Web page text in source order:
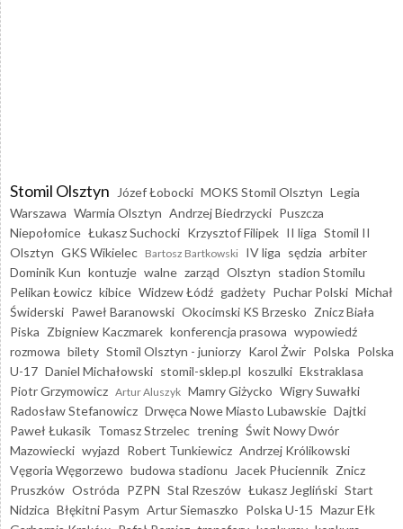
Stomil Olsztyn Józef Łobocki MOKS Stomil Olsztyn Legia
Warszawa Warmia Olsztyn Andrzej Biedrzycki Puszcza
Niepołomice Łukasz Suchocki Krzysztof Filipek II liga Stomil II
Olsztyn GKS Wikielec Bartosz Bartkowski IV liga sędzia arbiter
Dominik Kun kontuzje walne zarząd Olsztyn stadion Stomilu
Pelikan Łowicz kibice Widzew Łódź gadżety Puchar Polski Michał
Świderski Paweł Baranowski Okocimski KS Brzesko Znicz Biała
Piska Zbigniew Kaczmarek konferencja prasowa wypowiedź
rozmowa bilety Stomil Olsztyn - juniorzy Karol Żwir Polska Polska
U-17 Daniel Michałowski stomil-sklep.pl koszulki Ekstraklasa
Piotr Grzymowicz Artur Aluszyk Mamry Giżycko Wigry Suwałki
Radosław Stefanowicz Drwęca Nowe Miasto Lubawskie Dajtki
Paweł Łukasik Tomasz Strzelec trening Świt Nowy Dwór
Mazowiecki wyjazd Robert Tunkiewicz Andrzej Królikowski
Vęgoria Węgorzewo budowa stadionu Jacek Płuciennik Znicz
Pruszków Ostróda PZPN Stal Rzeszów Łukasz Jegliński Start
Nidzica Błękitni Pasym Artur Siemaszko Polska U-15 Mazur Ełk